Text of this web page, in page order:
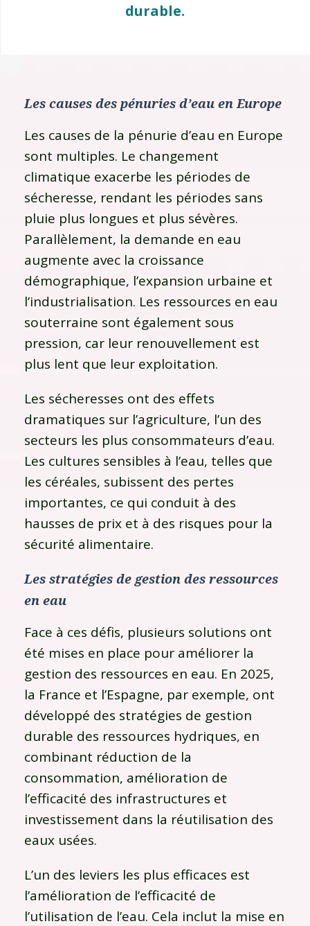
durable.
Les causes des pénuries d’eau en Europe
Les causes de la pénurie d’eau en Europe
sont multiples. Le changement
climatique exacerbe les périodes de
sécheresse, rendant les périodes sans
pluie plus longues et plus sévères.
Parallèlement, la demande en eau
augmente avec la croissance
démographique, l’expansion urbaine et
l’industrialisation. Les ressources en eau
souterraine sont également sous
pression, car leur renouvellement est
plus lent que leur exploitation.
Les sécheresses ont des effets
dramatiques sur l’agriculture, l’un des
secteurs les plus consommateurs d’eau.
Les cultures sensibles à l’eau, telles que
les céréales, subissent des pertes
importantes, ce qui conduit à des
hausses de prix et à des risques pour la
sécurité alimentaire.
Les stratégies de gestion des ressources
en eau
Face à ces défis, plusieurs solutions ont
été mises en place pour améliorer la
gestion des ressources en eau. En 2025,
la France et l’Espagne, par exemple, ont
développé des stratégies de gestion
durable des ressources hydriques, en
combinant réduction de la
consommation, amélioration de
l’efficacité des infrastructures et
investissement dans la réutilisation des
eaux usées.
L’un des leviers les plus efficaces est
l’amélioration de l’efficacité de
l’utilisation de l’eau. Cela inclut la mise en